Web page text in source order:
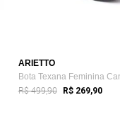
ARIETTO
R$ 499,90 R$ 269,90